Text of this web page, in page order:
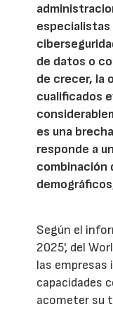
de datos o
de crecer, la
cualificados
es una
responde a
combinación
Según el
2025', del
las
capacidades
acometer su